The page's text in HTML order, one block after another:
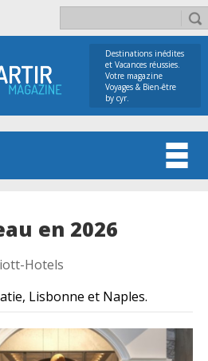
Destinations inédites
et Vacances réussies.
Votre magazine
Voyages & Bien-être
by cyr.
en 2026
Hotels
Lisbonne et Naples.